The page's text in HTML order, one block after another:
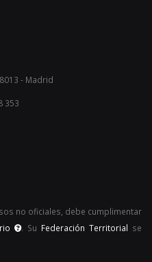
- Madrid
353
no oficiales, debe cumplimentar
. Su Federación Territorial se